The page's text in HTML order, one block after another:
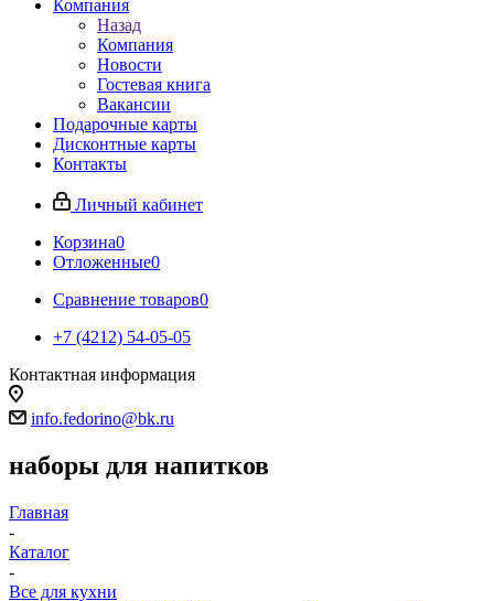
Компания
Назад
Компания
Новости
Гостевая книга
Вакансии
Подарочные карты
Дисконтные карты
Контакты
Личный кабинет
Корзина0
Отложенные0
Сравнение товаров0
+7 (4212) 54-05-05
Контактная информация
info.fedorino@bk.ru
наборы для напитков
Главная
-
Каталог
-
Все для кухни